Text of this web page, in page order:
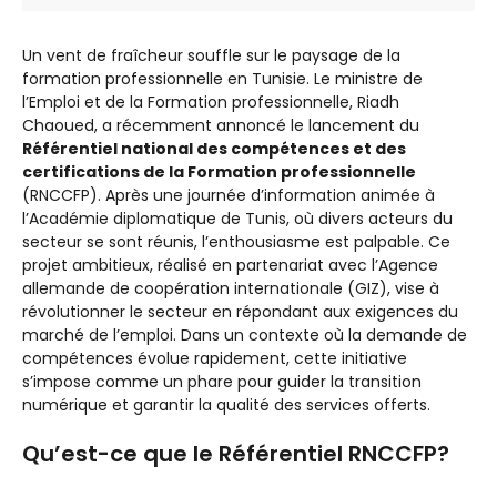
Un vent de fraîcheur souffle sur le paysage de la
formation professionnelle en Tunisie. Le ministre de
l’Emploi et de la Formation professionnelle, Riadh
Chaoued, a récemment annoncé le lancement du
Référentiel national des compétences et des
certifications de la Formation professionnelle
(RNCCFP). Après une journée d’information animée à
l’Académie diplomatique de Tunis, où divers acteurs du
secteur se sont réunis, l’enthousiasme est palpable. Ce
projet ambitieux, réalisé en partenariat avec l’Agence
allemande de coopération internationale (GIZ), vise à
révolutionner le secteur en répondant aux exigences du
marché de l’emploi. Dans un contexte où la demande de
compétences évolue rapidement, cette initiative
s’impose comme un phare pour guider la transition
numérique et garantir la qualité des services offerts.
Qu’est-ce que le Référentiel RNCCFP?